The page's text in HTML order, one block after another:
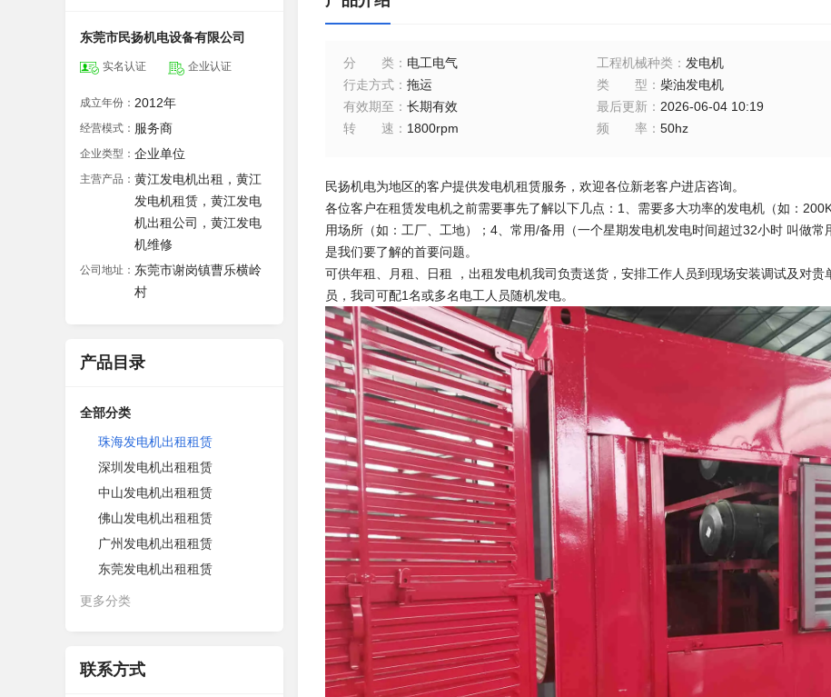
东莞市民扬机电设备有限公司
实名认证 企业认证
成立年份： 2012年
经营模式： 服务商
企业类型： 企业单位
主营产品： 黄江发电机出租，黄江
发电机租赁，黄江发电
机出租公司，黄江发电
机维修
公司地址： 东莞市谢岗镇曹乐横岭
村
产品目录
全部分类
珠海发电机出租租赁
深圳发电机出租租赁
中山发电机出租租赁
佛山发电机出租租赁
广州发电机出租租赁
东莞发电机出租租赁
更多分类
联系方式
分类 ： 电工电气 工程机械种类 ： 发电机
行走方式 ： 拖运 类型 ： 柴油发电机
有效期至 ： 长期有效 最后更新： 2026-06-04 10:19
转速 ： 1800rpm 频率 ： 50hz
民扬机电为地区的客户提供发电机租赁服务，欢迎各位新老客户进店咨询。
各位客户在租赁发电机之前需要事先了解以下几点：1、需要多大功率的发电机（如：
用场所（如：工厂、工地）；4、常用/备用（一个星期发电机发电时间超过32小时 叫做
是我们要了解的首要问题。
可供年租、月租、日租 ，出租发电机我司负责送货，安排工作人员到现场安装调试及对
员，我司可配1名或多名电工人员随机发电。